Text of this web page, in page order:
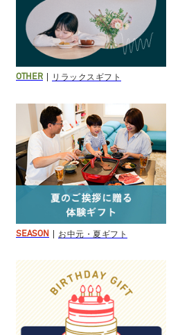
OTHER リラックスギフト
SEASON お中元・夏ギフト